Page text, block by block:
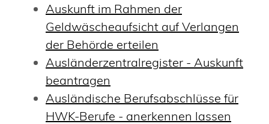
Auskunft im Rahmen der
Geldwäscheaufsicht auf Verlangen
der Behörde erteilen
Ausländerzentralregister - Auskunft
beantragen
Ausländische Berufsabschlüsse für
HWK-Berufe - anerkennen lassen